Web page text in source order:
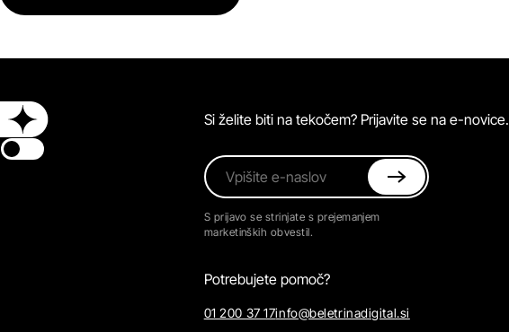
Switch theme
Si želite biti na tekočem? Prijavite se na e-novice.
Vpišite e-naslov
S prijavo se strinjate s prejemanjem
marketinških obvestil.
Potrebujete pomoč?
01 200 37 17info@beletrinadigital.si